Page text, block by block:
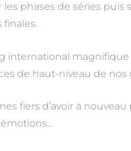
phases de séries puis
finales.
international magnifique
de haut-niveau de nos
fiers d’avoir à